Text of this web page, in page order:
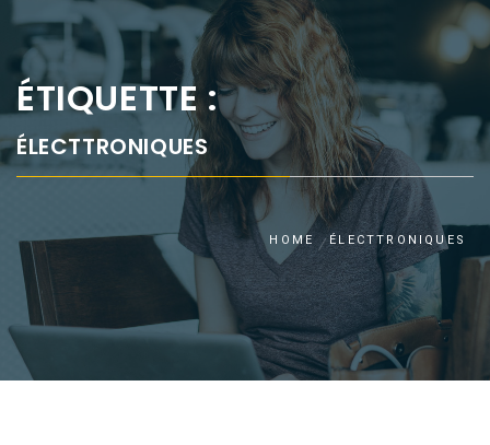
ÉTIQUETTE :
ÉLECTTRONIQUES
HOME ÉLECTTRONIQUES